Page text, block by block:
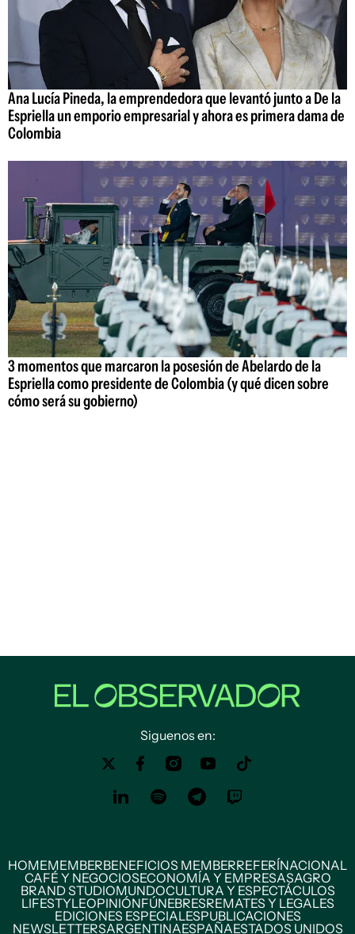
Ana Lucía Pineda, la emprendedora que levantó junto a De la
Espriella un emporio empresarial y ahora es primera dama de
Colombia
3 momentos que marcaron la posesión de Abelardo de la
Espriella como presidente de Colombia (y qué dicen sobre
cómo será su gobierno)
Siguenos en:
HOMEMEMBERBENEFICIOS MEMBERREFERÍNACIONAL
CAFÉ Y NEGOCIOSECONOMÍA Y EMPRESASAGRO
BRAND STUDIOMUNDOCULTURA Y ESPECTÁCULOS
LIFESTYLEOPINIÓNFÚNEBRESREMATES Y LEGALES
EDICIONES ESPECIALESPUBLICACIONES
NEWSLETTERSARGENTINAESPAÑAESTADOS UNIDOS